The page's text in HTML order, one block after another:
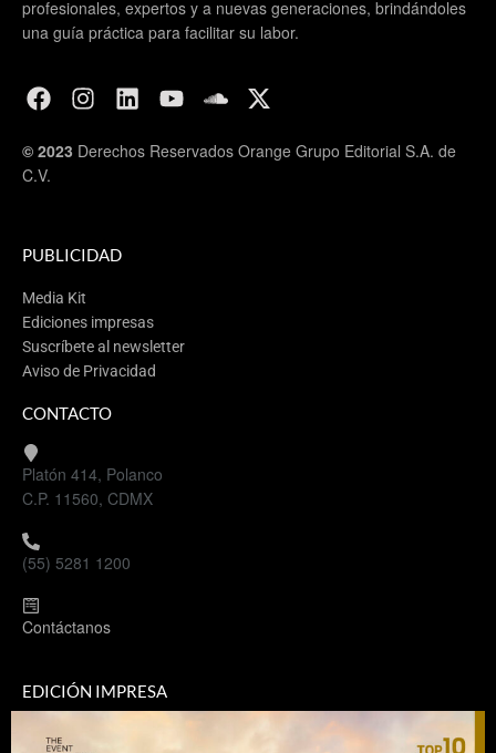
profesionales, expertos y a nuevas generaciones, brindándoles
una guía práctica para facilitar su labor.
© 2023 Derechos Reservados Orange Grupo Editorial S.A. de
C.V.
PUBLICIDAD
Media Kit
Ediciones impresas
Suscríbete al newsletter
Aviso de Privacidad
CONTACTO
Platón 414, Polanco
C.P. 11560, CDMX
(55) 5281 1200
Contáctanos
EDICIÓN IMPRESA